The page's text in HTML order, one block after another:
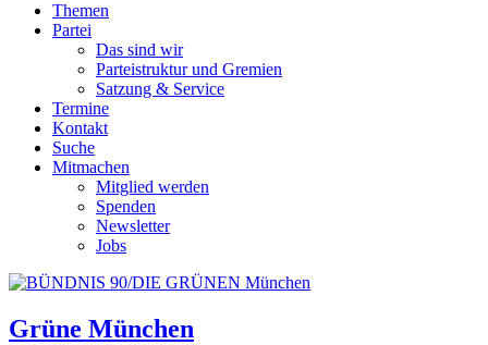
Themen
Partei
Das sind wir
Parteistruktur und Gremien
Satzung & Service
Termine
Kontakt
Suche
Mitmachen
Mitglied werden
Spenden
Newsletter
Jobs
Grüne München